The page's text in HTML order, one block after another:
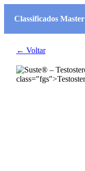
Classificados Master
← Voltar